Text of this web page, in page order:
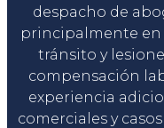
despacho de
principalmente en
tránsito y
compensación
experiencia
comerciales y